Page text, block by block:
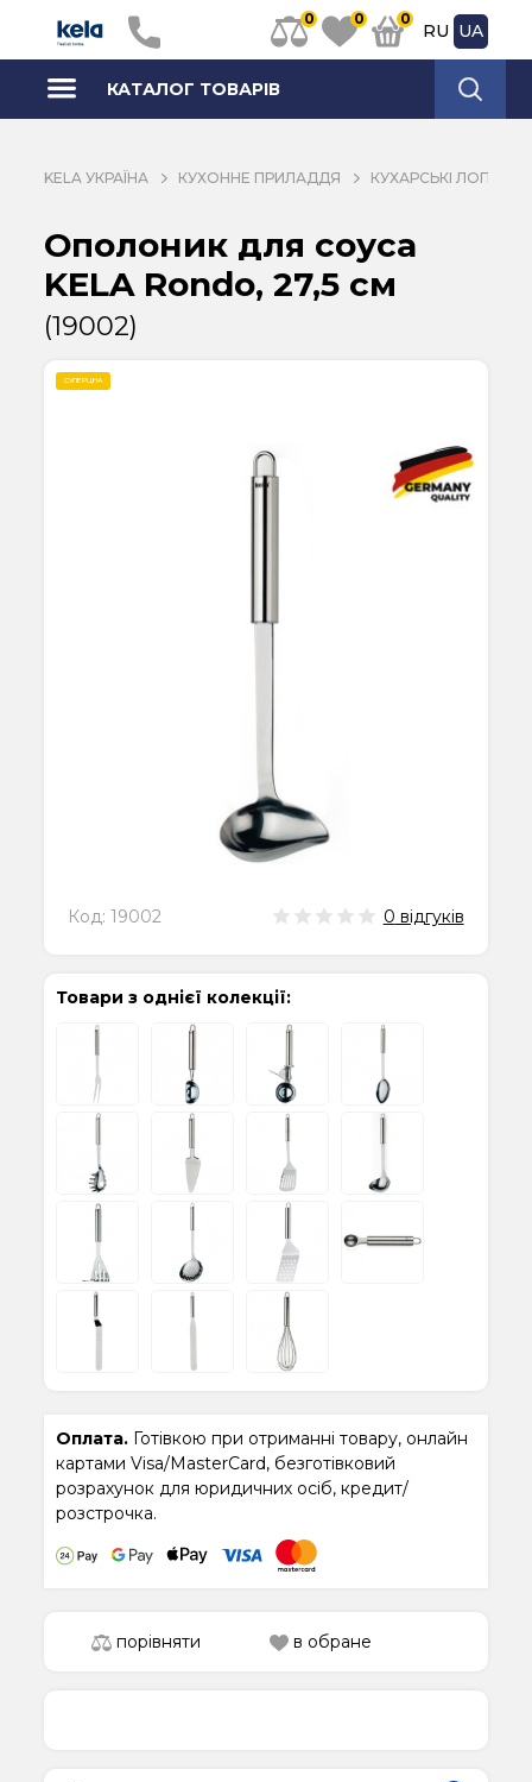
0 0 0
RU UA
КАТАЛОГ ТОВАРІВ
KELA УКРАЇНА КУХОННЕ ПРИЛАДДЯ КУХАРСЬКІ
Ополоник для соуса
KELA Rondo, 27,5 см
(19002)
СУПЕРЦІНА
Код:19002 0 відгуків
Товари з однієї колекції:
Оплата. Готівкою при отриманні товару, онлайн
картами Visa/MasterCard, безготівковий
розрахунок для юридичних осіб, кредит/
розстрочка.
порівняти в обране